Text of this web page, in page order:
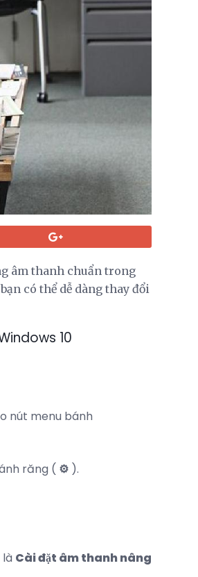
âm thanh chuẩn trong
có thể dễ dàng thay đổi
10
nút menu bánh
răng ( ⚙️ ).
Cài đặt âm thanh nâng